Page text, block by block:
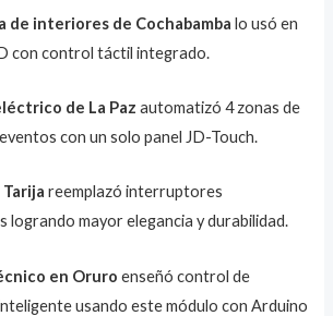
de interiores de Cochabamba lo usó en
con control táctil integrado.
de La Paz automatizó 4 zonas de
con un solo panel JD-Touch.
reemplazó interruptores
logrando mayor elegancia y durabilidad.
en Oruro enseñó control de
usando este módulo con Arduino